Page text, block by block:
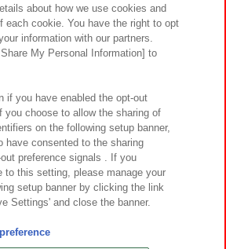
サステナビリティ サイトポリシー
ウェブアクセシビリティ方針と検証結果
ともに
対応方針 よくあるご質問・お問い合わせ
Namco Amusement Inc.
Namco Amusement Lab Inc.
about how we use cookies and
each cookie. You have the right to opt
information with our partners.
My Personal Information] to
if you have enabled the opt-out
you choose to allow the sharing of
on the following setup banner,
have consented to the sharing
preference signals . If you
to this setting, please manage your
setup banner by clicking the link
Settings' and close the banner.